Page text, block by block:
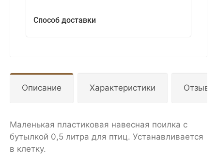
Способ доставки
Описание Характеристики
Маленькая пластиковая навесная поилка с
бутылкой 0,5 литра для птиц. Устанавливается
в клетку.